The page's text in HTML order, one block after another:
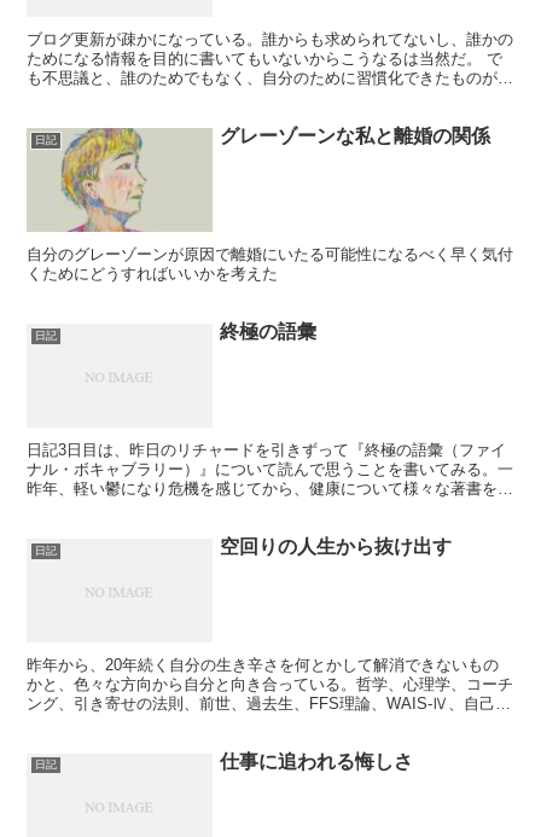
ブログ更新が疎かになっている。誰からも求められてないし、誰かの
ためになる情報を目的に書いてもいないからこうなるは当然だ。 で
も不思議と、誰のためでもなく、自分のために習慣化できたものがあ
日記 グレーゾーンな私と離婚の関係
自分のグレーゾーンが原因で離婚にいたる可能性になるべく早く気付
くためにどうすればいいかを考えた
日記 終極の語彙
日記3日目は、昨日のリチャードを引きずって『終極の語彙（ファイ
ナル・ボキャブラリー）』について読んで思うことを書いてみる。一
昨年、軽い鬱になり危機を感じてから、健康について様々な著書を読
日記 空回りの人生から抜け出す
昨年から、20年続く自分の生き辛さを何とかして解消できないもの
かと、色々な方向から自分と向き合っている。哲学、心理学、コーチ
ング、引き寄せの法則、前世、過去生、FFS理論、WAIS-Ⅳ、自己啓
日記 仕事に追われる悔しさ